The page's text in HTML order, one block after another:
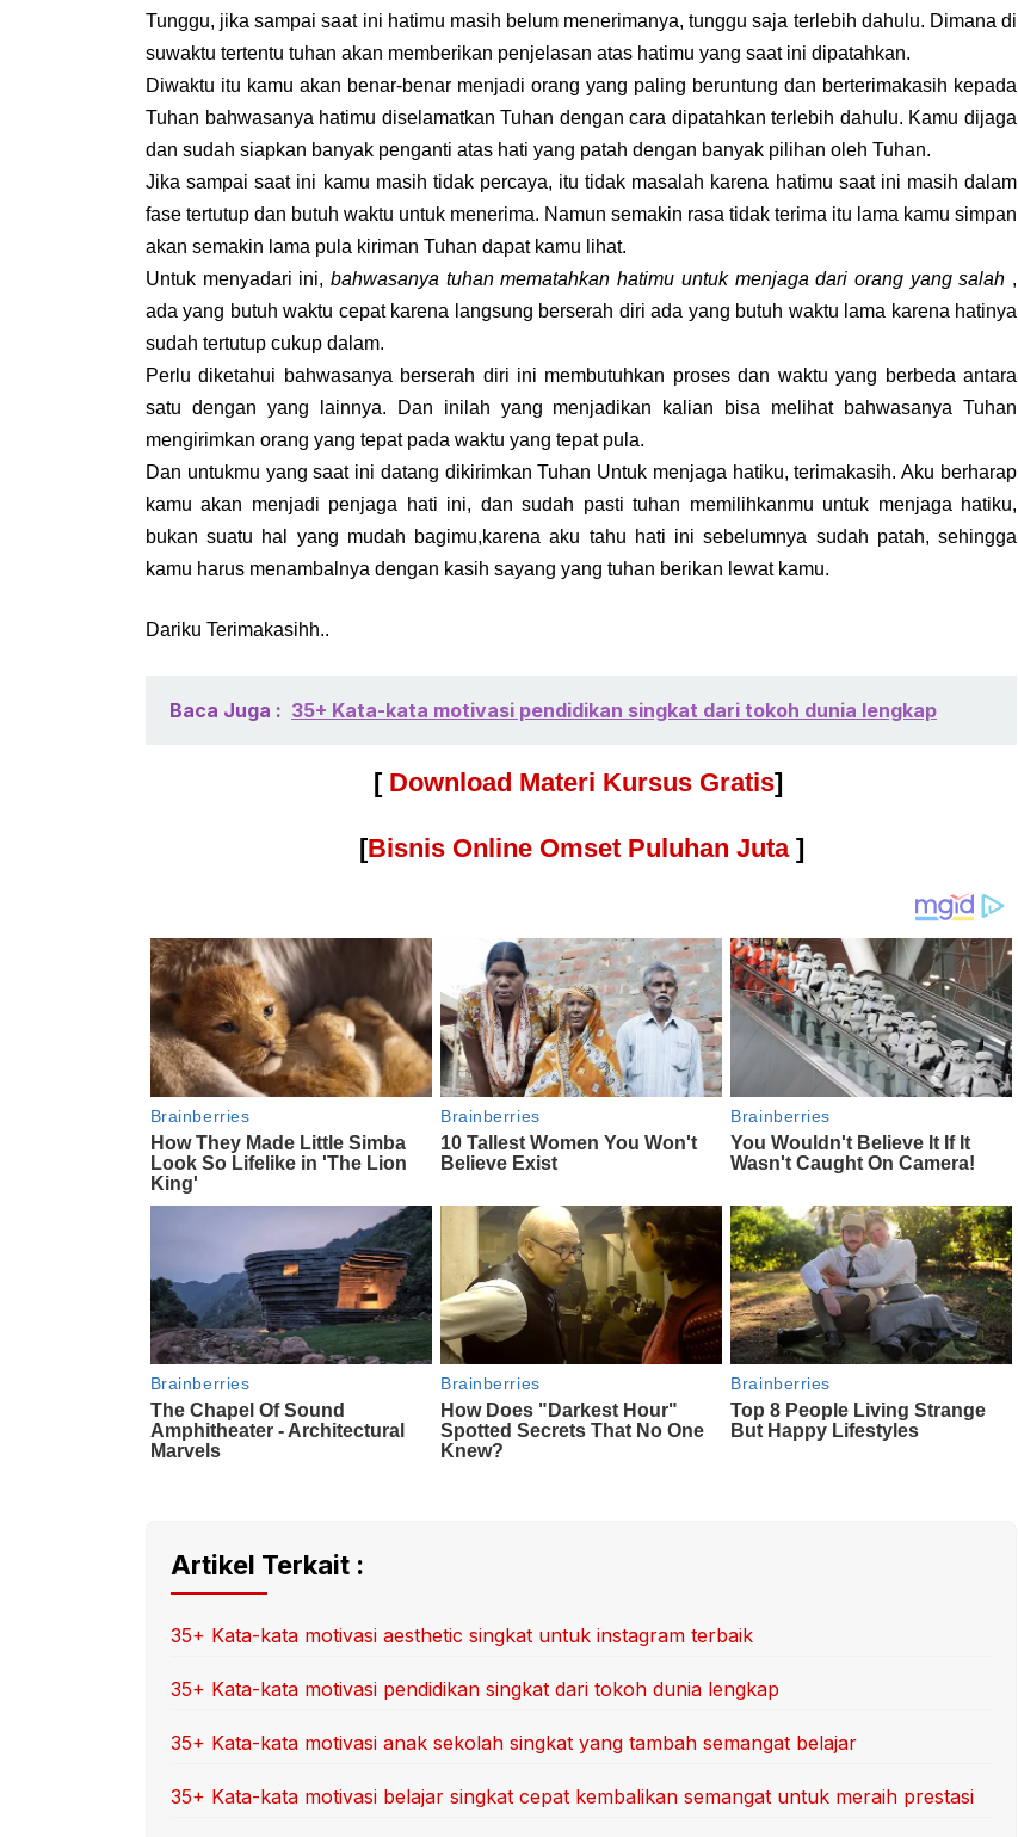
Tunggu, jika sampai saat ini hatimu masih belum menerimanya, tunggu saja terlebih dahulu. Dimana di
suwaktu tertentu tuhan akan memberikan penjelasan atas hatimu yang saat ini dipatahkan.
Diwaktu itu kamu akan benar-benar menjadi orang yang paling beruntung dan berterimakasih kepada
Tuhan bahwasanya hatimu diselamatkan Tuhan dengan cara dipatahkan terlebih dahulu. Kamu dijaga
dan sudah siapkan banyak penganti atas hati yang patah dengan banyak pilihan oleh Tuhan.
Jika sampai saat ini kamu masih tidak percaya, itu tidak masalah karena hatimu saat ini masih dalam
fase tertutup dan butuh waktu untuk menerima. Namun semakin rasa tidak terima itu lama kamu simpan
akan semakin lama pula kiriman Tuhan dapat kamu lihat.
Untuk menyadari ini, bahwasanya tuhan mematahkan hatimu untuk menjaga dari orang yang salah ,
ada yang butuh waktu cepat karena langsung berserah diri ada yang butuh waktu lama karena hatinya
sudah tertutup cukup dalam.
Perlu diketahui bahwasanya berserah diri ini membutuhkan proses dan waktu yang berbeda antara
satu dengan yang lainnya. Dan inilah yang menjadikan kalian bisa melihat bahwasanya Tuhan
mengirimkan orang yang tepat pada waktu yang tepat pula.
Dan untukmu yang saat ini datang dikirimkan Tuhan Untuk menjaga hatiku, terimakasih. Aku berharap
kamu akan menjadi penjaga hati ini, dan sudah pasti tuhan memilihkanmu untuk menjaga hatiku,
bukan suatu hal yang mudah bagimu,karena aku tahu hati ini sebelumnya sudah patah, sehingga
kamu harus menambalnya dengan kasih sayang yang tuhan berikan lewat kamu.
Dariku Terimakasihh..
Baca Juga : 35+ Kata-kata motivasi pendidikan singkat dari tokoh dunia lengkap
[ Download Materi Kursus Gratis]
[Bisnis Online Omset Puluhan Juta]
Artikel Terkait :
35+ Kata-kata motivasi aesthetic singkat untuk instagram terbaik
35+ Kata-kata motivasi pendidikan singkat dari tokoh dunia lengkap
35+ Kata-kata motivasi anak sekolah singkat yang tambah semangat belajar
35+ Kata-kata motivasi belajar singkat cepat kembalikan semangat untuk meraih prestasi